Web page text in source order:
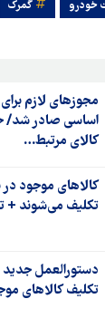
خودرو گمرک
مجوزهای لازم
کالای مرتبط…
کالاهای موجود در
تکلیف می‌شوند +
دستورالعمل جدید
تکلیف کالاهای